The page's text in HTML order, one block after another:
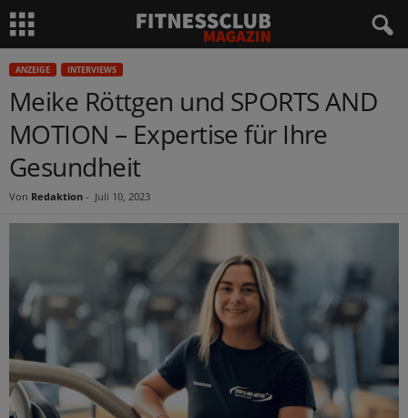
ANZEIGE INTERVIEWS
Meike Röttgen und SPORTS AND
MOTION – Expertise für Ihre
Gesundheit
Von Redaktion - Juli 10, 2023